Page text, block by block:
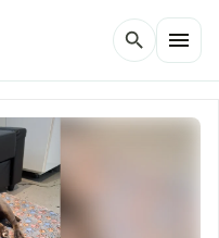
search menu